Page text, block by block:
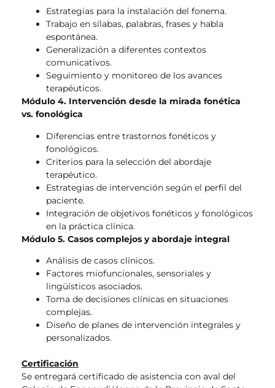
Estrategias para la instalación del fonema.
Trabajo en sílabas, palabras, frases y habla
espontánea.
Generalización a diferentes contextos
comunicativos.
Seguimiento y monitoreo de los avances
terapéuticos.
Módulo 4. Intervención desde la mirada fonética
vs. fonológica
Diferencias entre trastornos fonéticos y
fonológicos.
Criterios para la selección del abordaje
terapéutico.
Estrategias de intervención según el perfil del
paciente.
Integración de objetivos fonéticos y fonológicos
en la práctica clínica.
Módulo 5. Casos complejos y abordaje integral
Análisis de casos clínicos.
Factores miofuncionales, sensoriales y
lingüísticos asociados.
Toma de decisiones clínicas en situaciones
complejas.
Diseño de planes de intervención integrales y
personalizados.
Certificación
Se entregará certificado de asistencia con aval del